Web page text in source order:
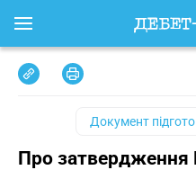
Документ
Про затвердження